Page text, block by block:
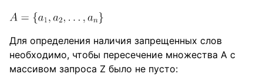
Для определения наличия запрещенных слов
необходимо, чтобы пересечение множества A с
массивом запроса Z было не пусто: